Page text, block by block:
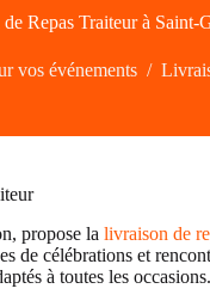
Repas Traiteur à Saint-
vos événements /
propose la livraison de
de célébrations et
à toutes les